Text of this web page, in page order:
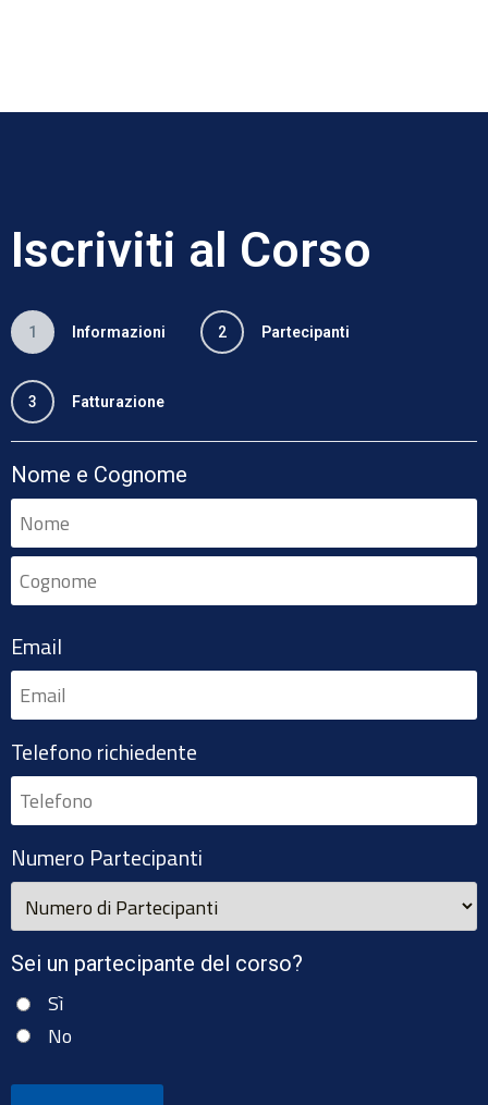
Iscriviti al Corso
1 Informazioni 2 Partecipanti
3 Fatturazione
Nome e Cognome
Email
Telefono richiedente
Numero Partecipanti
Sei un partecipante del corso?
Sì
No